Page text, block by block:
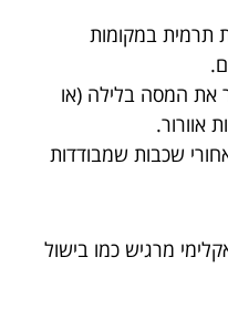
תרמית במקומות
את המסה בלילה (או
אוורור.
שכבות שמבודדות
מרגיש כמו בישול